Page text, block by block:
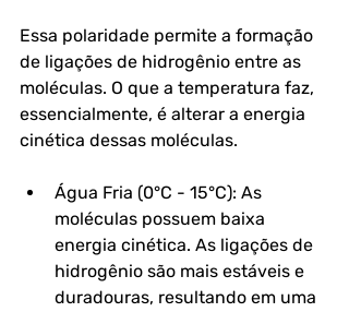
Essa polaridade permite a formação
de ligações de hidrogênio entre as
moléculas. O que a temperatura faz,
essencialmente, é alterar a energia
cinética dessas moléculas.
Água Fria (0°C - 15°C): As
moléculas possuem baixa
energia cinética. As ligações de
hidrogênio são mais estáveis e
duradouras, resultando em uma